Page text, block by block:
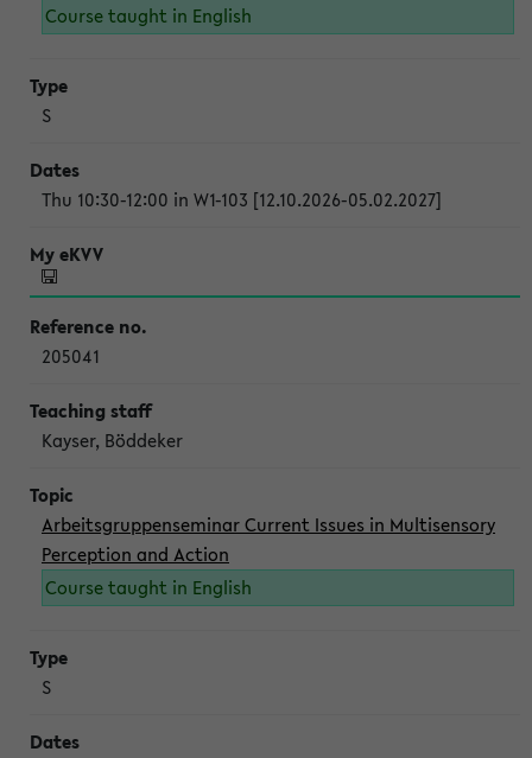
Course taught in English
S
Thu 10:30-12:00 in W1-103 [12.10.2026-05.02.2027]
205041
Kayser, Böddeker
Arbeitsgruppenseminar Current Issues in Multisensory
Perception and Action
Course taught in English
S